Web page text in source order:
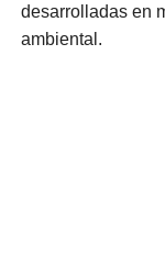
desarrolladas en
ambiental.